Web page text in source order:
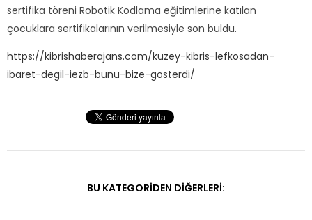
sertifika töreni Robotik Kodlama eğitimlerine katılan
çocuklara sertifikalarının verilmesiyle son buldu.
https://kibrishaberajans.com/kuzey-kibris-lefkosadan-
ibaret-degil-iezb-bunu-bize-gosterdi/
BU KATEGORIDEN DIĞERLERI: